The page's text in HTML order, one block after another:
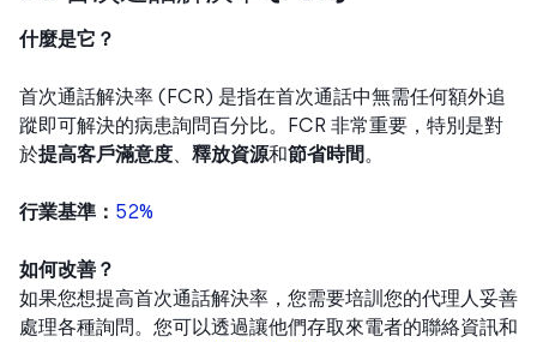
什麼是它？
首次通話解決率 (FCR) 是指在首次通話中無需任何額外追
蹤即可解決的病患詢問百分比。FCR 非常重要，特別是對
於提高客戶滿意度、 釋放資源和節省時間。
行業基準： 52%
如何改善？
如果您想提高首次通話解決率，您需要培訓您的代理人妥善
處理各種詢問。您可以透過讓他們存取來電者的聯絡資訊和